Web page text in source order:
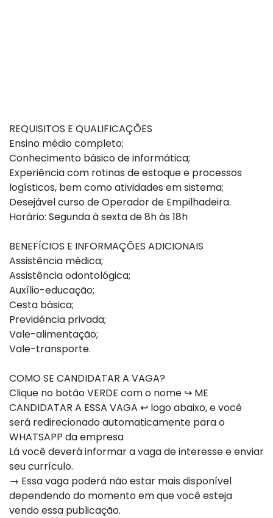
REQUISITOS E QUALIFICAÇÕES
Ensino médio completo;
Conhecimento básico de informática;
Experiência com rotinas de estoque e processos
logísticos, bem como atividades em sistema;
Desejável curso de Operador de Empilhadeira.
Horário: Segunda à sexta de 8h às 18h
BENEFÍCIOS E INFORMAÇÕES ADICIONAIS
Assistência médica;
Assistência odontológica;
Auxílio-educação;
Cesta básica;
Previdência privada;
Vale-alimentação;
Vale-transporte.
COMO SE CANDIDATAR A VAGA?
Clique no botão VERDE com o nome ↪ ME
CANDIDATAR A ESSA VAGA ↩ logo abaixo, e você
será redirecionado automaticamente para o
WHATSAPP da empresa
Lá você deverá informar a vaga de interesse e enviar
seu currículo.
→ Essa vaga poderá não estar mais disponível
dependendo do momento em que você esteja
vendo essa publicação.